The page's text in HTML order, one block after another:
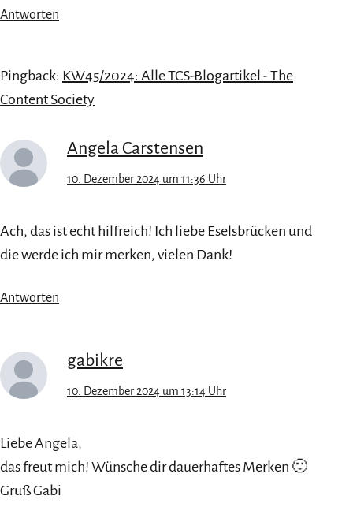
Antworten
Pingback: KW45/2024: Alle TCS-Blogartikel - The
Content Society
Angela Carstensen
10. Dezember 2024 um 11:36 Uhr
Ach, das ist echt hilfreich! Ich liebe Eselsbrücken und
die werde ich mir merken, vielen Dank!
Antworten
gabikre
10. Dezember 2024 um 13:14 Uhr
Liebe Angela,
das freut mich! Wünsche dir dauerhaftes Merken 🙂
Gruß Gabi